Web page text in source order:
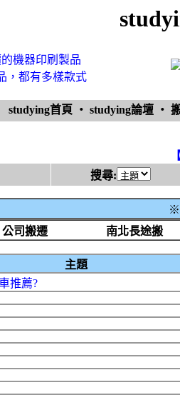
機器印刷製品
，都有多樣款式
studying首頁 ‧ studying論壇 ‧
搜尋:
※
公司搬遷 南北長途搬
主題
推薦?